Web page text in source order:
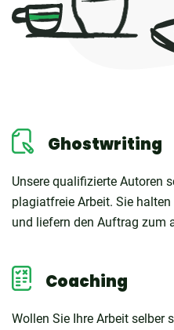
Ghostwriting
Unsere qualifizierte Autoren
plagiatfreie Arbeit. Sie
und liefern den Auftrag zum
Coaching
Wollen Sie Ihre Arbeit selber